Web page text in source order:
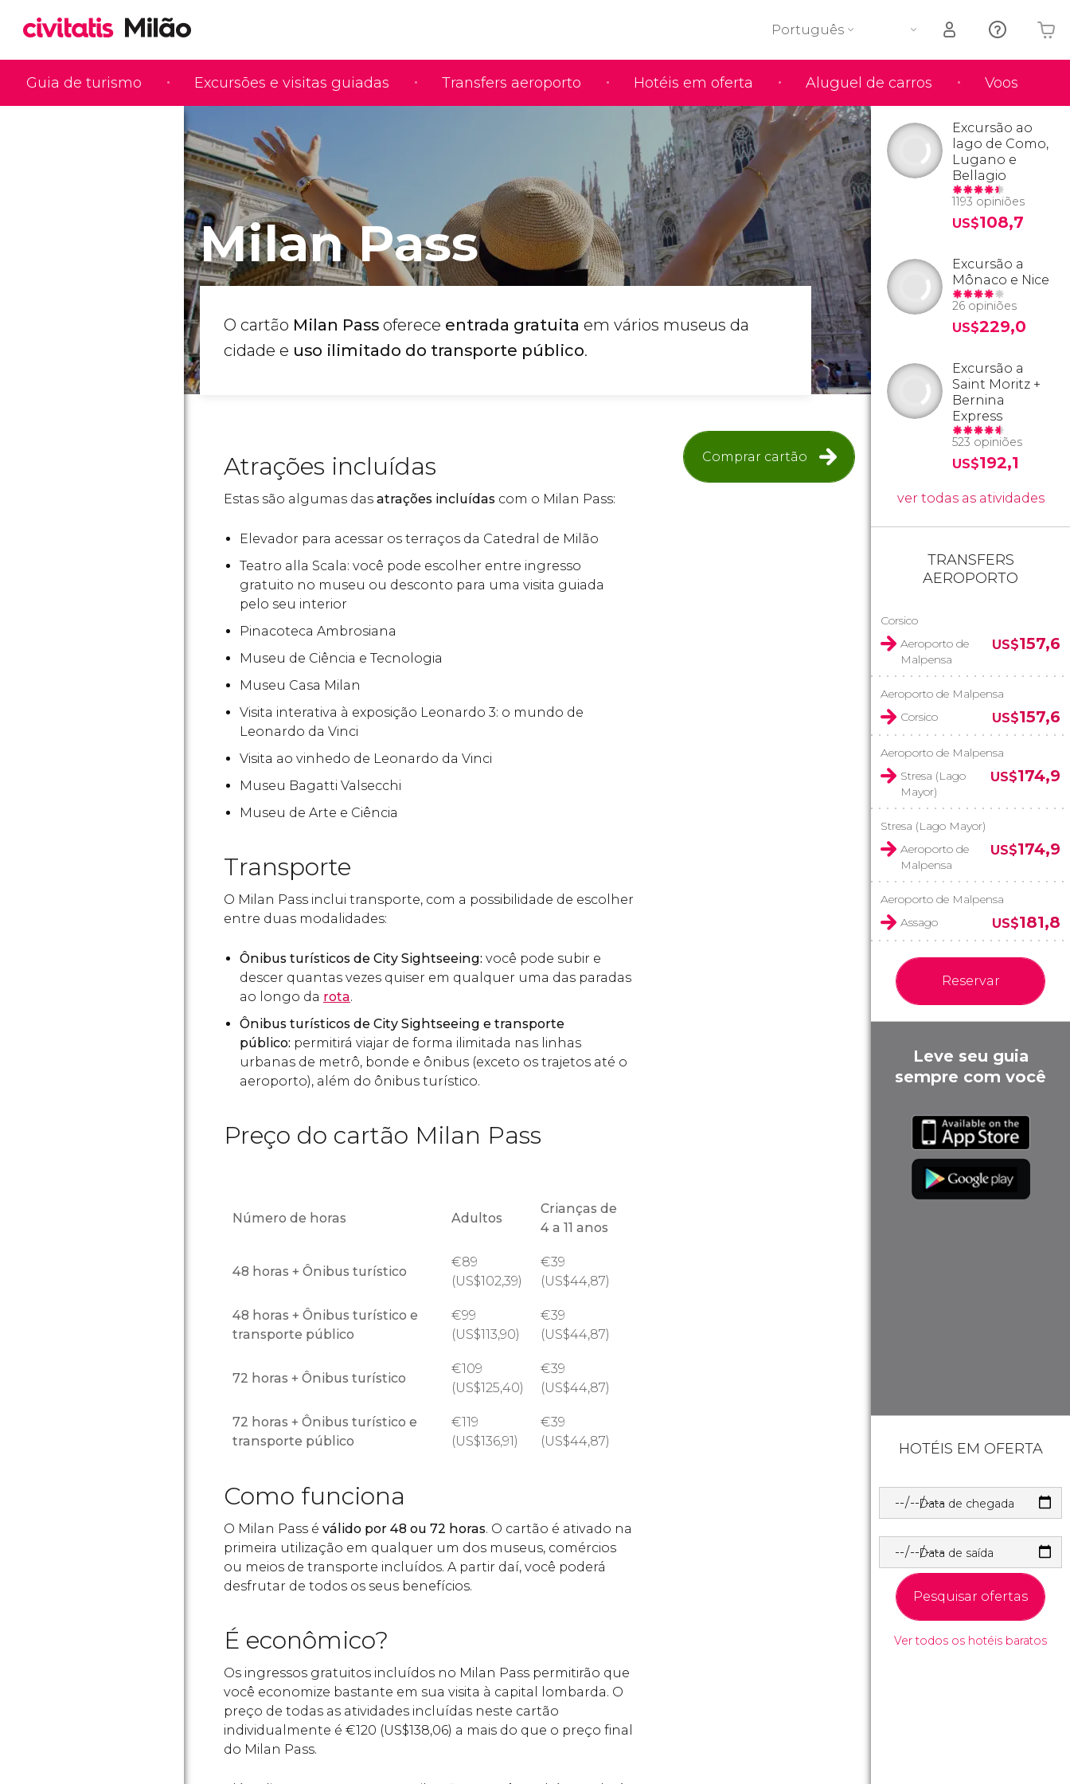
Guia de turismo Excursões e visitas guiadas Transfers aeroporto Hotéis em oferta Aluguel de carros Voos
Português
O seu carrinho está vazio
Milan Pass
O cartão Milan Pass oferece entrada gratuita em vários museus da
cidade e uso ilimitado do transporte público.
Comprar cartão
Atrações incluídas
Estas são algumas das atrações incluídas com o Milan Pass:
Elevador para acessar os terraços da Catedral de Milão
Teatro alla Scala: você pode escolher entre ingresso
gratuito no museu ou desconto para uma visita guiada
pelo seu interior
Pinacoteca Ambrosiana
Museu de Ciência e Tecnologia
Museu Casa Milan
Visita interativa à exposição Leonardo 3: o mundo de
Leonardo da Vinci
Visita ao vinhedo de Leonardo da Vinci
Museu Bagatti Valsecchi
Museu de Arte e Ciência
Transporte
O Milan Pass inclui transporte, com a possibilidade de escolher
entre duas modalidades:
Ônibus turísticos de City Sightseeing: você pode subir e
descer quantas vezes quiser em qualquer uma das paradas
ao longo da rota.
Ônibus turísticos de City Sightseeing e transporte
público: permitirá viajar de forma ilimitada nas linhas
urbanas de metrô, bonde e ônibus (exceto os trajetos até o
aeroporto), além do ônibus turístico.
Preço do cartão Milan Pass
Número de horas Adultos
Crianças de
4 a 11 anos
48 horas + Ônibus turístico
€89
(US$102,39)
€39
(US$44,87)
48 horas + Ônibus turístico e
transporte público
€99
(US$113,90)
€39
(US$44,87)
72 horas + Ônibus turístico
€109
(US$125,40)
€39
(US$44,87)
72 horas + Ônibus turístico e
transporte público
€119
(US$136,91)
€39
(US$44,87)
Como funciona
O Milan Pass é válido por 48 ou 72 horas. O cartão é ativado na
primeira utilização em qualquer um dos museus, comércios
ou meios de transporte incluídos. A partir daí, você poderá
desfrutar de todos os seus benefícios.
É econômico?
Os ingressos gratuitos incluídos no Milan Pass permitirão que
você economize bastante em sua visita à capital lombarda. O
preço de todas as atividades incluídas neste cartão
individualmente é €120 (US$138,06) a mais do que o preço final
do Milan Pass.
Excursão ao
lago de Como,
Lugano e
Bellagio
1193 opiniões
US$108,7
Excursão a
Mônaco e Nice
26 opiniões
US$229,0
Excursão a
Saint Moritz +
Bernina
Express
523 opiniões
US$192,1
ver todas as atividades
TRANSFERS
AEROPORTO
Corsico
Aeroporto de
Malpensa
US$157,6
Aeroporto de Malpensa
Corsico
US$157,6
Aeroporto de Malpensa
Stresa (Lago
Mayor)
US$174,9
Stresa (Lago Mayor)
Aeroporto de
Malpensa
US$174,9
Aeroporto de Malpensa
Assago
US$181,8
Reservar
Leve seu guia
sempre com você
HOTÉIS EM OFERTA
Data de chegada
Data de saída
Pesquisar ofertas
Ver todos os hotéis baratos